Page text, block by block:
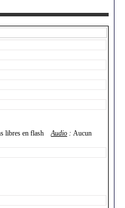
libres en flashAudio : Aucun